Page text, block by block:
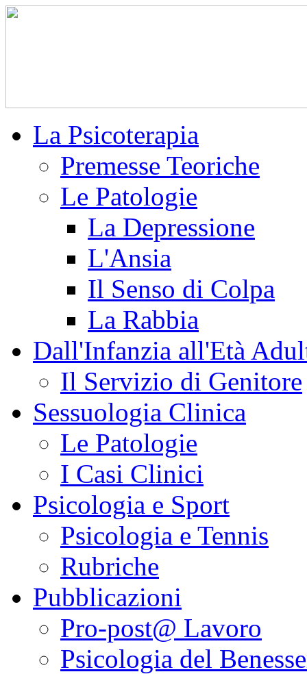
La Psicoterapia
Premesse Teoriche
Le Patologie
La Depressione
L'Ansia
Il Senso di Colpa
La Rabbia
Dall'Infanzia all'Età
Il Servizio di Genitore
Sessuologia Clinica
Le Patologie
I Casi Clinici
Psicologia e Sport
Psicologia e Tennis
Rubriche
Pubblicazioni
Pro-post@ Lavoro
Psicologia del